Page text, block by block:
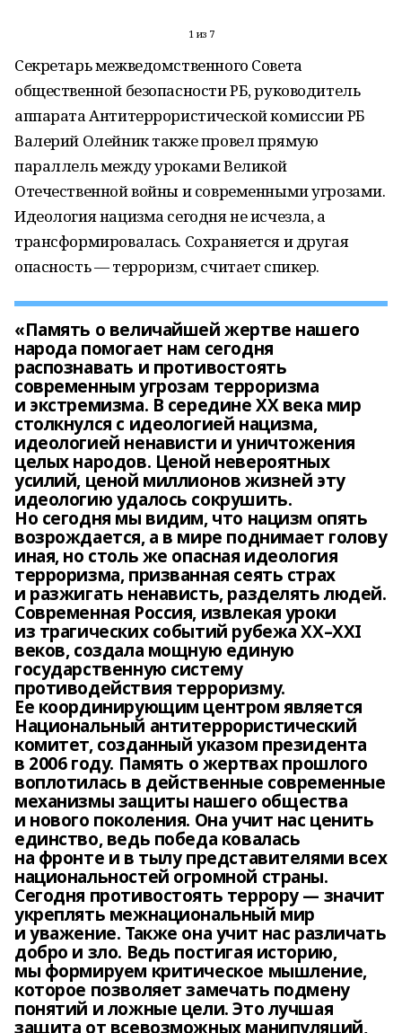
1 из 7
Секретарь межведомственного Совета
общественной безопасности РБ, руководитель
аппарата Антитеррористической комиссии РБ
Валерий Олейник также провел прямую
параллель между уроками Великой
Отечественной войны и современными угрозами.
Идеология нацизма сегодня не исчезла, а
трансформировалась. Сохраняется и другая
опасность — терроризм, считает спикер.
«Память о величайшей жертве нашего
народа помогает нам сегодня
распознавать и противостоять
современным угрозам терроризма
и экстремизма. В середине XX века мир
столкнулся с идеологией нацизма,
идеологией ненависти и уничтожения
целых народов. Ценой невероятных
усилий, ценой миллионов жизней эту
идеологию удалось сокрушить.
Но сегодня мы видим, что нацизм опять
возрождается, а в мире поднимает голову
иная, но столь же опасная идеология
терроризма, призванная сеять страх
и разжигать ненависть, разделять людей.
Современная Россия, извлекая уроки
из трагических событий рубежа XX–XXI
веков, создала мощную единую
государственную систему
противодействия терроризму.
Ее координирующим центром является
Национальный антитеррористический
комитет, созданный указом президента
в 2006 году. Память о жертвах прошлого
воплотилась в действенные современные
механизмы защиты нашего общества
и нового поколения. Она учит нас ценить
единство, ведь победа ковалась
на фронте и в тылу представителями всех
национальностей огромной страны.
Сегодня противостоять террору — значит
укреплять межнациональный мир
и уважение. Также она учит нас различать
добро и зло. Ведь постигая историю,
мы формируем критическое мышление,
которое позволяет замечать подмену
понятий и ложные цели. Это лучшая
защита от всевозможных манипуляций,